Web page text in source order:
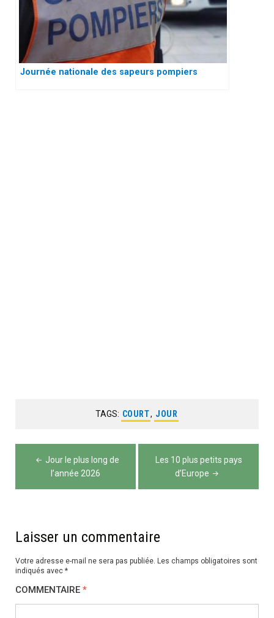
Journée nationale des sapeurs pompiers
TAGS: COURT, JOUR
Navigation
Jour le plus long de
l’année 2026
Les 10 plus petits pays
d’Europe
Laisser un commentaire
Votre adresse e-mail ne sera pas publiée. Les champs obligatoires sont
indiqués avec *
COMMENTAIRE *